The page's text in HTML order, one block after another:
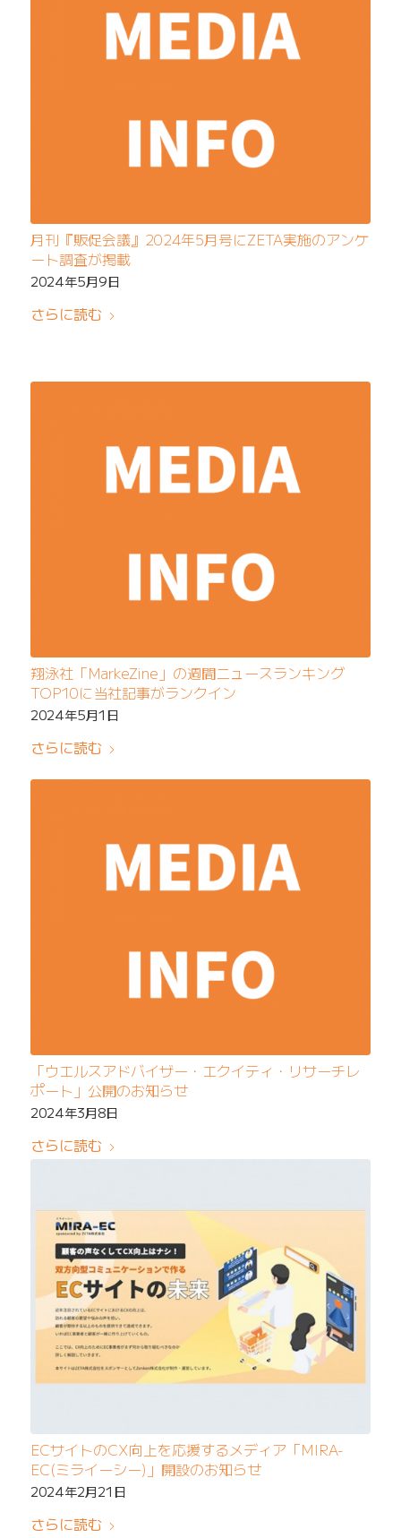
月刊『販促会議』2024年5月号にZETA実施のアンケ
ート調査が掲載
2024年5月9日
さらに読む
翔泳社「MarkeZine」の週間ニュースランキング
TOP10に当社記事がランクイン
2024年5月1日
さらに読む
「ウエルスアドバイザー・エクイティ・リサーチレ
ポート」公開のお知らせ
2024年3月8日
さらに読む
ECサイトのCX向上を応援するメディア「MIRA-
EC(ミライーシー)」開設のお知らせ
2024年2月21日
さらに読む